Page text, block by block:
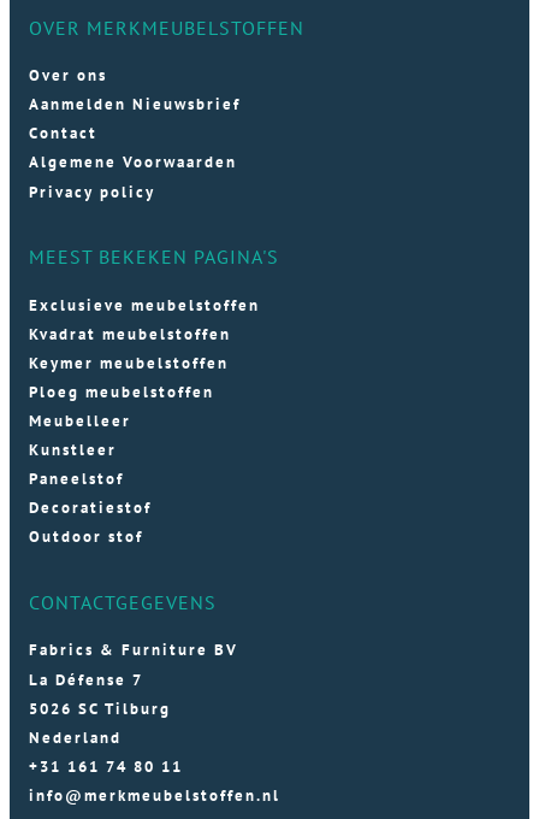
OVER MERKMEUBELSTOFFEN
Over ons
Aanmelden Nieuwsbrief
Contact
Algemene Voorwaarden
Privacy policy
MEEST BEKEKEN PAGINA'S
Exclusieve meubelstoffen
Kvadrat meubelstoffen
Keymer meubelstoffen
Ploeg meubelstoffen
Meubelleer
Kunstleer
Paneelstof
Decoratiestof
Outdoor stof
CONTACTGEGEVENS
Fabrics & Furniture BV
La Défense 7
5026 SC Tilburg
Nederland
+31 161 74 80 11
info@merkmeubelstoffen.nl